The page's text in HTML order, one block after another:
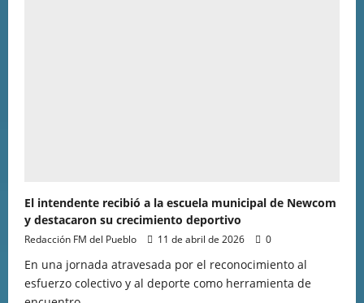
El intendente recibió a la escuela municipal de Newcom
y destacaron su crecimiento deportivo
Redacción FM del Pueblo 11 de abril de 2026 0
En una jornada atravesada por el reconocimiento al
esfuerzo colectivo y al deporte como herramienta de